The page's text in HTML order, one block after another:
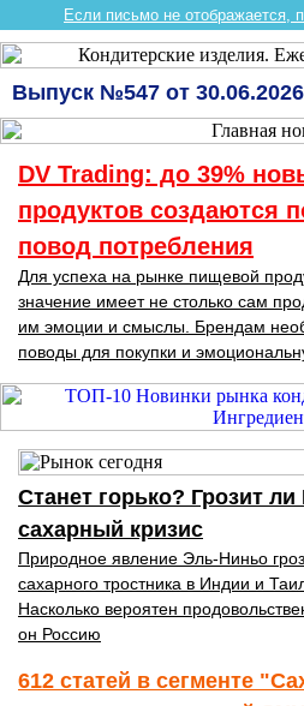
Если письмо не отображается,
Выпуск №547 от 30.06.2026
DV Trading: до 39%
продуктов создаются
повод потребления
Для успеха на рынке пищевой
значение имеет не столько сам
им эмоции и смыслы. Брендам
поводы для покупки и
Станет горько? Грозит
сахарный кризис
Природное явление Эль-Ниньо
сахарного тростника в Индии и
Насколько вероятен
он Россию
612 статей в сегменте